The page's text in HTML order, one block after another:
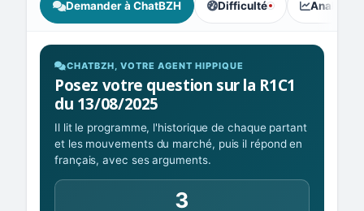
Demander à ChatBZH Difficulté
, tendance des parieurs :
Analyse
CHATBZH, VOTRE AGENT HIPPIQUE
Posez votre question sur la R1C1
du 13/08/2025
Il lit le programme, l'historique de chaque partant
et les mouvements du marché, puis il répond en
français, avec ses arguments.
3